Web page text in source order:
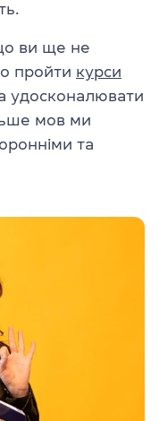
ви ще не
пройти курси
удосконалювати
мов ми
та